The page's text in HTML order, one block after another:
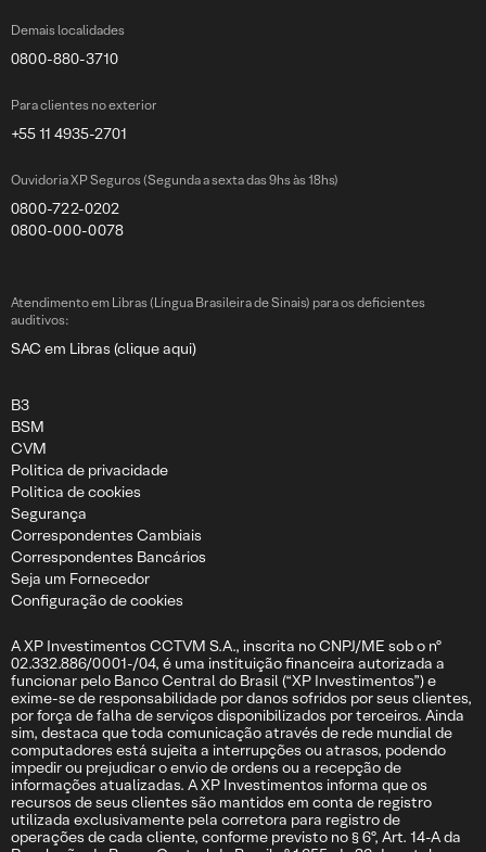
Demais localidades
0800-880-3710
Para clientes no exterior
+55 11 4935-2701
Ouvidoria XP Seguros (Segunda a sexta das 9hs às 18hs)
0800-722-0202
0800-000-0078
Atendimento em Libras (Língua Brasileira de Sinais) para os deficientes
auditivos:
SAC em Libras (clique aqui)
B3
BSM
CVM
Politica de privacidade
Politica de cookies
Segurança
Correspondentes Cambiais
Correspondentes Bancários
Seja um Fornecedor
Configuração de cookies
A XP Investimentos CCTVM S.A., inscrita no CNPJ/ME sob o nº
02.332.886/0001-/04, é uma instituição financeira autorizada a
funcionar pelo Banco Central do Brasil (“XP Investimentos”) e
exime-se de responsabilidade por danos sofridos por seus clientes,
por força de falha de serviços disponibilizados por terceiros. Ainda
sim, destaca que toda comunicação através de rede mundial de
computadores está sujeita a interrupções ou atrasos, podendo
impedir ou prejudicar o envio de ordens ou a recepção de
informações atualizadas. A XP Investimentos informa que os
recursos de seus clientes são mantidos em conta de registro
utilizada exclusivamente pela corretora para registro de
operações de cada cliente, conforme previsto no § 6º, Art. 14-A da